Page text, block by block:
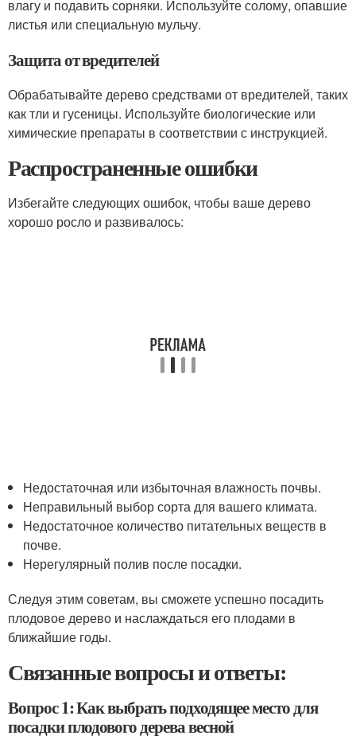
влагу и подавить сорняки. Используйте солому, опавшие
листья или специальную мульчу.
Защита от вредителей
Обрабатывайте дерево средствами от вредителей, таких
как тли и гусеницы. Используйте биологические или
химические препараты в соответствии с инструкцией.
Распространенные ошибки
Избегайте следующих ошибок, чтобы ваше дерево
хорошо росло и развивалось:
Недостаточная или избыточная влажность почвы.
Неправильный выбор сорта для вашего климата.
Недостаточное количество питательных веществ в
почве.
Нерегулярный полив после посадки.
Следуя этим советам, вы сможете успешно посадить
плодовое дерево и наслаждаться его плодами в
ближайшие годы.
Связанные вопросы и ответы:
Вопрос 1: Как выбрать подходящее место для
посадки плодового дерева весной